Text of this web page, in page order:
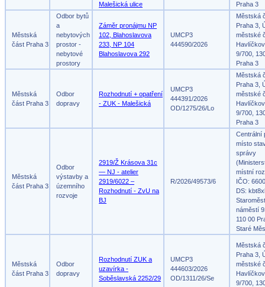
Malešická ulice Praha 3
Městská
část Praha 3
Odbor bytů
a
nebytových
prostor -
nebytové
prostory
Záměr pronájmu NP
102, Blahoslavova
233, NP 104
Blahoslavova 292
UMCP3
444590/2026
Městská
Praha 3,
městské
9/700,
Praha 3
Městská
část Praha 3
Odbor
dopravy
Rozhodnutí + opatření
- ZUK - Malešická
UMCP3
444391/2026
OD/1275/26/Lo
Městská
Praha 3,
městské
9/700,
Praha 3
Městská
část Praha 3
Odbor
výstavby a
územního
rozvoje
2919/Ž Krásova 31c
— NJ - atelier
2919/6022 –
Rozhodnutí - ZvU na
BJ
R/2026/49573/6
Centrální
místo
správy
místní
IČO:
DS:
náměstí
110 00
Staré
Městská
část Praha 3
Odbor
dopravy
Rozhodnutí ZUK a
uzavírka -
Soběslavská 2252/29
UMCP3
444603/2026
OD/1311/26/Se
Městská
Praha 3,
městské
9/700,